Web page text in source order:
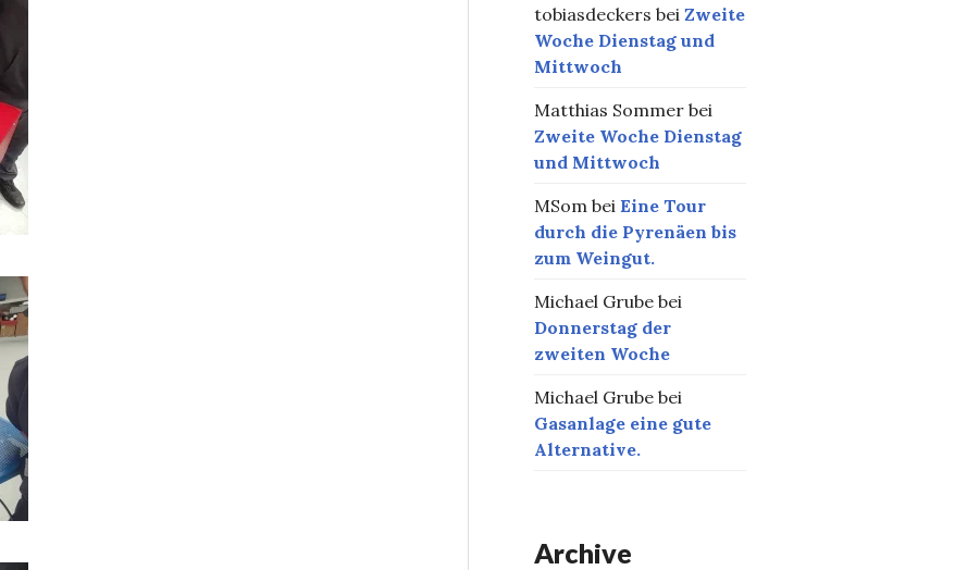
tobiasdeckers bei Zweite
Woche Dienstag und
Mittwoch
Matthias Sommer bei
Zweite Woche Dienstag
und Mittwoch
MSom bei Eine Tour
durch die Pyrenäen bis
zum Weingut.
Michael Grube bei
Donnerstag der
zweiten Woche
Michael Grube bei
Gasanlage eine gute
Alternative.
Archive